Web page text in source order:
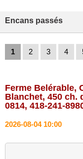
Encans passés
1 2 3 4
Ferme Belérable,
Blanchet, 450 ch.
0814, 418-241-
2026-08-04 10:00